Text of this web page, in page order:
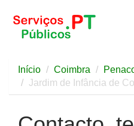
Início Coimbra
Jardim de Infância de